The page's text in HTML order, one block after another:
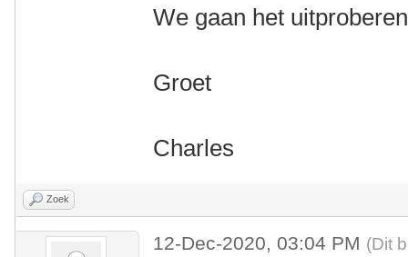
We gaan het uitproberen
Groet
Charles
Zoek
12-Dec-2020, 03:04 PM (Dit